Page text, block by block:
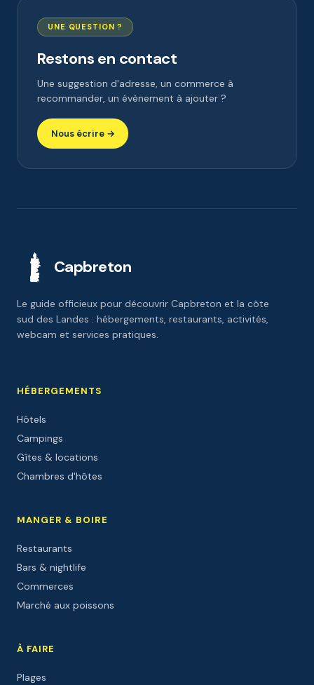
UNE QUESTION ?
Restons en contact
Une suggestion d'adresse, un commerce à
recommander, un évènement à ajouter ?
Nous écrire →
Capbreton
Le guide officieux pour découvrir Capbreton et la côte
sud des Landes : hébergements, restaurants, activités,
webcam et services pratiques.
HÉBERGEMENTS
Hôtels
Campings
Gîtes & locations
Chambres d'hôtes
MANGER & BOIRE
Restaurants
Bars & nightlife
Commerces
Marché aux poissons
À FAIRE
Plages